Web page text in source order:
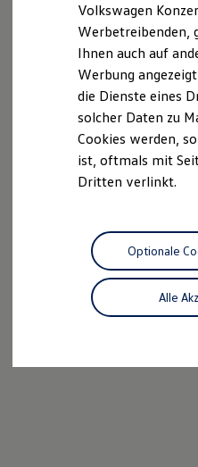
Förderung &
Autonomes Fahren
Mehr zum ID. Buzz
California Welt
California Club
California Magazin &
California Reisen &
California App
California Lifestyle
Übernachten im
Unternehmen
Karriere im
Volkswagen
Werbetreibenden,
Ihnen auch auf
Werbung
die Dienste eines
solcher Daten zu
Cookies werden,
ist, oftmals mit
Dritten verlinkt.
Alle
Optionale